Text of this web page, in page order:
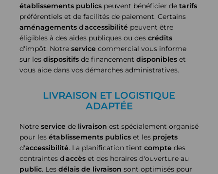
établissements publics peuvent bénéficier de tarifs
préférentiels et de facilités de paiement. Certains
aménagements d'accessibilité peuvent être
éligibles à des aides publiques ou des crédits
d'impôt. Notre service commercial vous informe
sur les dispositifs de financement disponibles et
vous aide dans vos démarches administratives.
LIVRAISON ET LOGISTIQUE
ADAPTÉE
Notre service de livraison est spécialement organisé
pour les établissements publics et les projets
d'accessibilité. La planification tient compte des
contraintes d'accès et des horaires d'ouverture au
public. Les délais de livraison sont optimisés pour